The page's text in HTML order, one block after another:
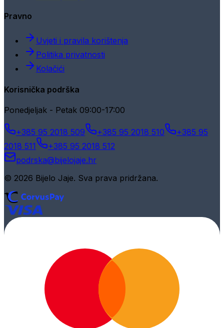
Pravno
Uvjeti i pravila korištenja
Politika privatnosti
Kolačići
Korisnička podrška
Ponedjeljak - Petak 09:00-17:00
+385 95 2018 509 +385 95 2018 510
+385 95
2018 511
+385 95 2018 512
podrska@bijelojaje.hr
© 2026 Bijelo Jaje. Sva prava pridržana.